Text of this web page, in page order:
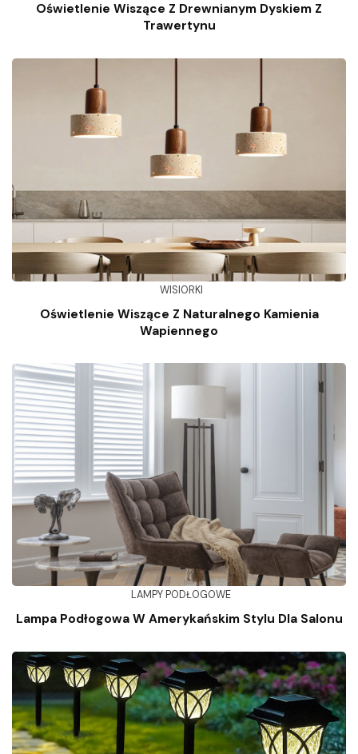
Oświetlenie Wiszące Z Drewnianym Dyskiem Z
Trawertynu
WISIORKI
Oświetlenie Wiszące Z Naturalnego Kamienia
Wapiennego
LAMPY PODŁOGOWE
Lampa Podłogowa W Amerykańskim Stylu Dla Salonu